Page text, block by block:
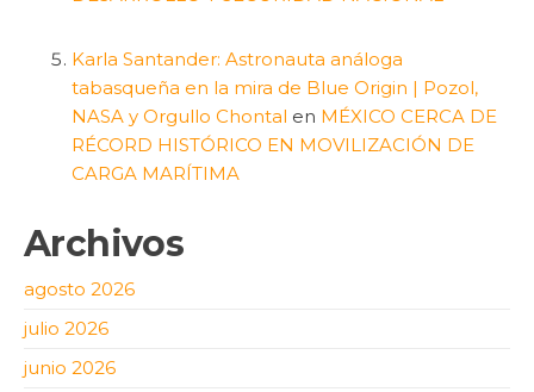
Karla Santander: Astronauta análoga
tabasqueña en la mira de Blue Origin | Pozol,
NASA y Orgullo Chontal en MÉXICO CERCA DE
RÉCORD HISTÓRICO EN MOVILIZACIÓN DE
CARGA MARÍTIMA
Archivos
agosto 2026
julio 2026
junio 2026